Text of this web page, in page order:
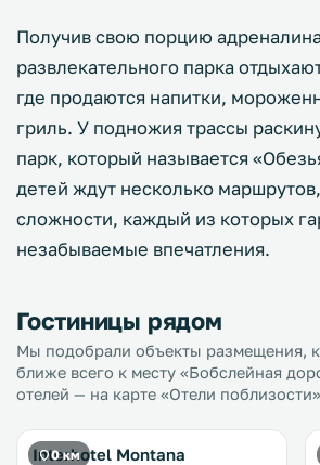
Получив свою порцию
развлекательного парка
где продаются напитки,
гриль. У подножия трассы
парк, который называется
детей ждут несколько
сложности, каждый из которых
незабываемые впечатления.
Гостиницы рядом
Мы подобрали объекты размещения,
ближе всего к месту «Бобслейная
отелей — на карте «Отели
0 км
Interhotel Montana